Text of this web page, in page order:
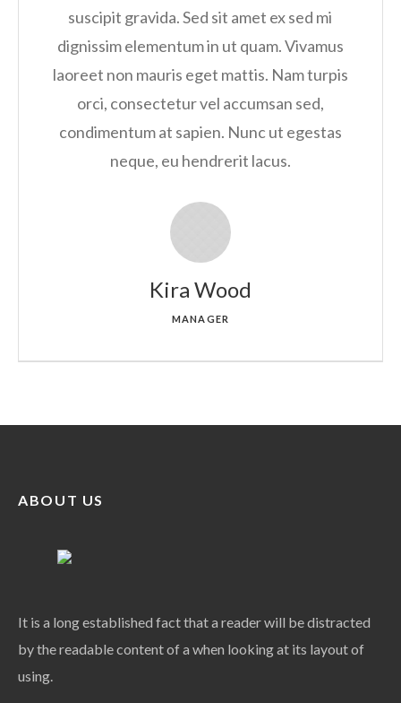
suscipit gravida. Sed sit amet ex sed mi
dignissim elementum in ut quam. Vivamus
laoreet non mauris eget mattis. Nam turpis
orci, consectetur vel accumsan sed,
condimentum at sapien. Nunc ut egestas
neque, eu hendrerit lacus.
Kira Wood
MANAGER
ABOUT US
It is a long established fact that a reader will be distracted
by the readable content of a when looking at its layout of
using.